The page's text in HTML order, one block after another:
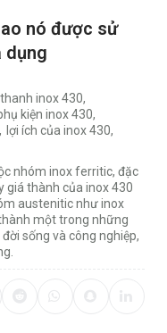
nó được sử
dụng
thanh inox 430,
kiện inox 430,
, lợi ích của inox 430,
nhóm inox ferritic, đặc
giá thành của inox 430
austenitic như inox
một trong những
sống và công nghiệp,